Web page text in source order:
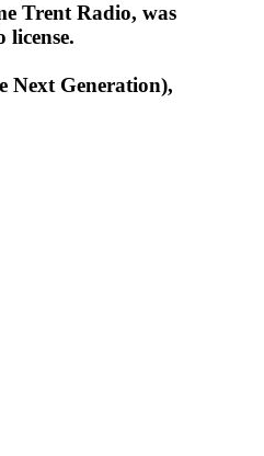
Trent Radio, was
Next Generation),